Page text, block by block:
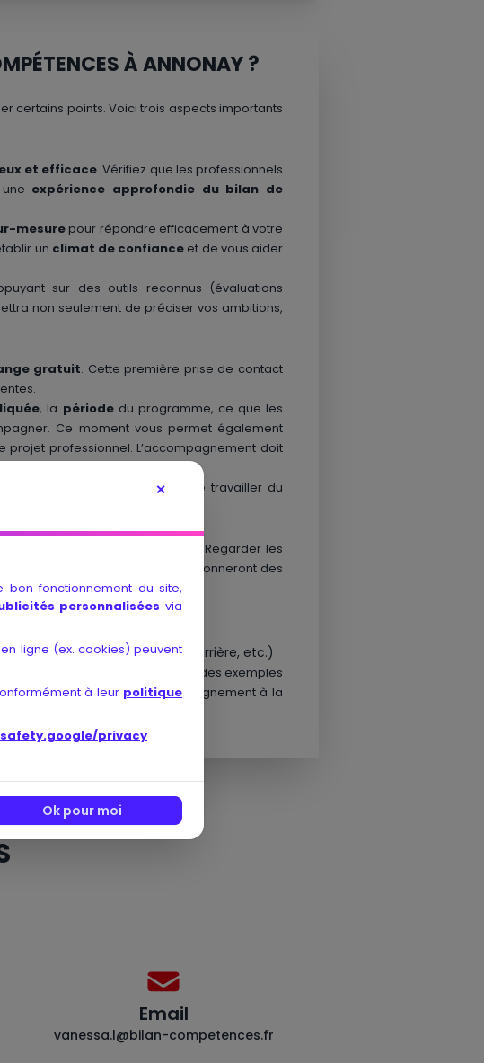
✕
bon fonctionnement du site,
personnalisées via
ligne (ex. cookies) peuvent
à leur politique
safety.google/privacy
Ok pour moi
À ANNONAY ?
certains points. Voici trois aspects importants
et efficace. Vérifiez que les professionnels
expérience approfondie du bilan de
mesure pour répondre efficacement à votre
un climat de confiance et de vous aider
sur des outils reconnus (évaluations
non seulement de préciser vos ambitions,
gratuit. Cette première prise de contact
, la périodedu programme, ce que les
Ce moment vous permet également
projet professionnel. L’accompagnement doit
approche toute faite.
l’approche et à la manière de travailler du
la confiance avec votre coach.
du bilan de compétences. Regarder les
du service. Ces avis vous donneront des
efficace, évolution de carrière, etc.)
ou à interroger l’organisme sur des exemples
de profiter d’un accompagnement à la
Email
vanessa.l@bilan-competences.fr